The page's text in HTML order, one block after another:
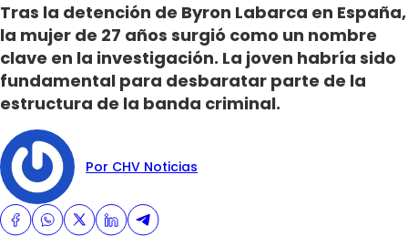
Tras la detención de Byron Labarca en España,
la mujer de 27 años surgió como un nombre
clave en la investigación. La joven habría sido
fundamental para desbaratar parte de la
estructura de la banda criminal.
Por CHV Noticias